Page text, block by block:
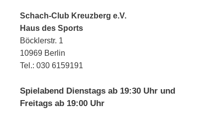
Schach-Club Kreuzberg e.V.
Haus des Sports
Böcklerstr. 1
10969 Berlin
Tel.: 030 6159191
Spielabend Dienstags ab 19:30 Uhr und
Freitags ab 19:00 Uhr